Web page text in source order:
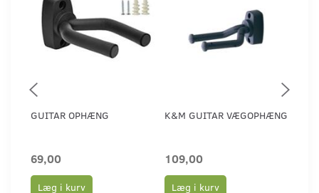
GUITAR OPHÆNG
69,00
Læg i kurv
K&M GUITAR VÆGOPHÆNG
109,00
Læg i kurv